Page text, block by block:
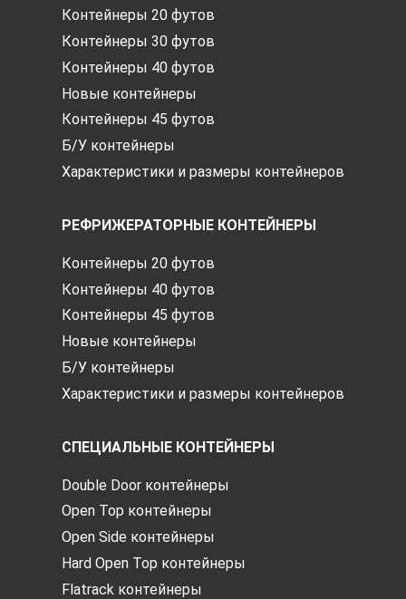
Контейнеры 20 футов
Контейнеры 30 футов
Контейнеры 40 футов
Новые контейнеры
Контейнеры 45 футов
Б/У контейнеры
Характеристики и размеры контейнеров
РЕФРИЖЕРАТОРНЫЕ КОНТЕЙНЕРЫ
Контейнеры 20 футов
Контейнеры 40 футов
Контейнеры 45 футов
Новые контейнеры
Б/У контейнеры
Характеристики и размеры контейнеров
СПЕЦИАЛЬНЫЕ КОНТЕЙНЕРЫ
Double Door контейнеры
Open Top контейнеры
Open Side контейнеры
Hard Open Top контейнеры
Flatrack контейнеры